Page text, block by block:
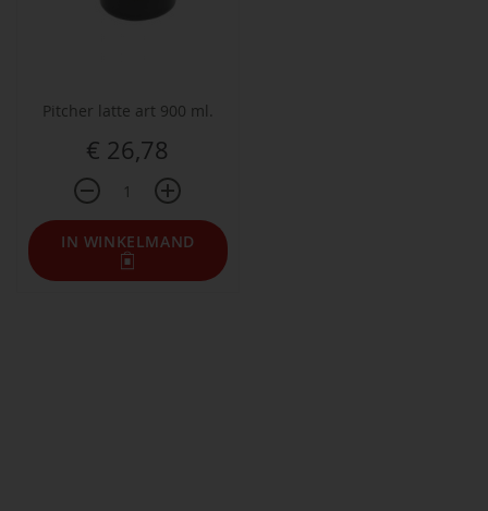
Pitcher latte art 900 ml.
€ 26,78
IN WINKELMAND